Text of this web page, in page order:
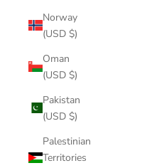
Norway
(USD $)
Oman
(USD $)
Pakistan
(USD $)
Palestinian
Territories